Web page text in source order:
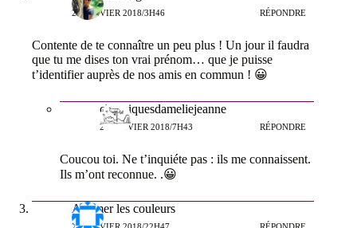
29 JANVIER 2018/3H46 RÉPONDRE
Contente de te connaître un peu plus ! Un jour il faudra
que tu me dises ton vrai prénom… que je puisse
t’identifier auprès de nos amis en commun ! 😀
chroniquesdameliejeanne
29 JANVIER 2018/7H43 RÉPONDRE
Coucou toi. Ne t’inquiéte pas : ils me connaissent.
Ils m’ont reconnue. .😀
Allumer les couleurs
28 JANVIER 2018/22H47 RÉPONDRE